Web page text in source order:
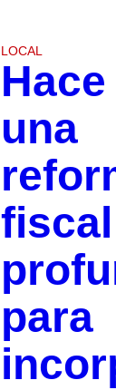
LOCAL
una
fiscal
para